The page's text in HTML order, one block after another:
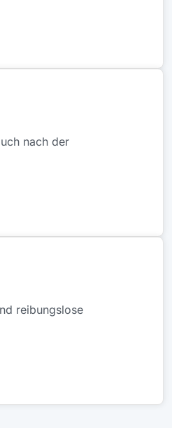
nach der
reibungslose